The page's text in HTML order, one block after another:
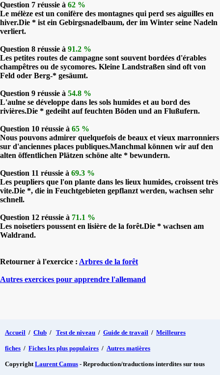
Question 7 réussie à 62 %
Le mélèze est un conifère des montagnes qui perd ses aiguilles en
hiver.Die * ist ein Gebirgsnadelbaum, der im Winter seine Nadeln
verliert.
Question 8 réussie à 91.2 %
Les petites routes de campagne sont souvent bordées d'érables
champêtres ou de sycomores. Kleine Landstraßen sind oft von
Feld oder Berg-* gesäumt.
Question 9 réussie à 54.8 %
L'aulne se développe dans les sols humides et au bord des
rivières.Die * gedeiht auf feuchten Böden und an Flußufern.
Question 10 réussie à 65 %
Nous pouvons admirer quelquefois de beaux et vieux marronniers
sur d'anciennes places publiques.Manchmal können wir auf den
alten öffentlichen Plätzen schöne alte * bewundern.
Question 11 réussie à 69.3 %
Les peupliers que l'on plante dans les lieux humides, croissent très
vite.Die *, die in Feuchtgebieten gepflanzt werden, wachsen sehr
schnell.
Question 12 réussie à 71.1 %
Les noisetiers poussent en lisière de la forêt.Die * wachsen am
Waldrand.
Retourner à l'exercice : Arbres de la forêt
Autres exercices pour apprendre l'allemand
Accueil / Club / Test de niveau / Guide de travail / Meilleures
fiches / Fiches les plus populaires / Autres matières
CopyrightLaurent Camus - Reproduction/traductions interdites sur tous